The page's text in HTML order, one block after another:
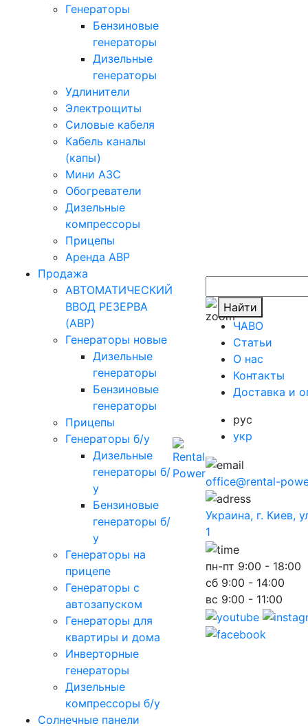
Генераторы
Бензиновые
генераторы
Дизельные
генераторы
Удлинители
Электрощиты
Силовые кабеля
Кабель каналы
(капы)
Мини АЗС
Обогреватели
Дизельные
компрессоры
Прицепы
Аренда АВР
Продажа
АВТОМАТИЧЕСКИЙ
ВВОД РЕЗЕРВА
(АВР)
Генераторы новые
Дизельные
генераторы
Бензиновые
генераторы
Прицепы
Генераторы б/у
Дизельные
генераторы б/
у
Бензиновые
генераторы б/
у
Генераторы на
прицепе
Генераторы с
автозапуском
Генераторы для
квартиры и дома
Инверторные
генераторы
Дизельные
компрессоры б/у
Солнечные панели
Найти
ЧАВО
Cтатьи
O нас
Контакты
Доставка и
рус
укр
office@rental-
Украина, г. Киев,
1
пн-пт 9:00 - 18:00
сб 9:00 - 14:00
вс 9:00 - 11:00